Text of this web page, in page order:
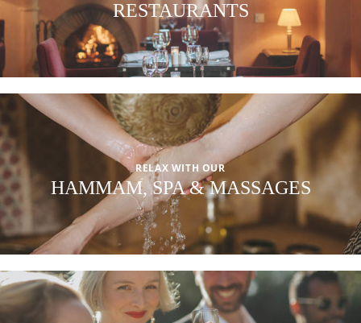
RESTAURANTS
RELAX WITH OUR
HAMMAM, SPA & MASSAGES